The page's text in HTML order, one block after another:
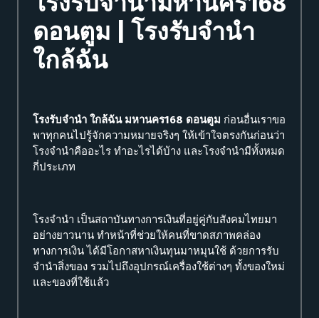
ดอนตูม | โรงรับจำนำ
ใกล้ฉัน
โรงรับจำนำ ใกล้ฉัน มหานคร168 ดอนตูม ก่อนอื่นเราขอ
พาทุกคนไปรู้จักความหมายจริงๆ ให้เข้าใจตรงกันก่อนว่า
โรงจำนำคืออะไร ทำอะไรได้บ้าง และโรงจำนำมีทั้งหมด
กี่ประเภท
โรงจำนำ เป็นสถาบันทางการเงินที่อยู่คู่กับสังคมไทยมา
อย่างยาวนาน ทำหน้าที่ช่วยให้คนที่ขาดสภาพคล่อง
ทางการเงิน ได้มีโอกาสหาเงินทุนมาหมุนใช้ ด้วยการรับ
จำนำสิ่งของ รวมไปถึงอุปกรณ์เครื่องใช้ต่างๆ ทั้งของใหม่
และของที่ใช้แล้ว